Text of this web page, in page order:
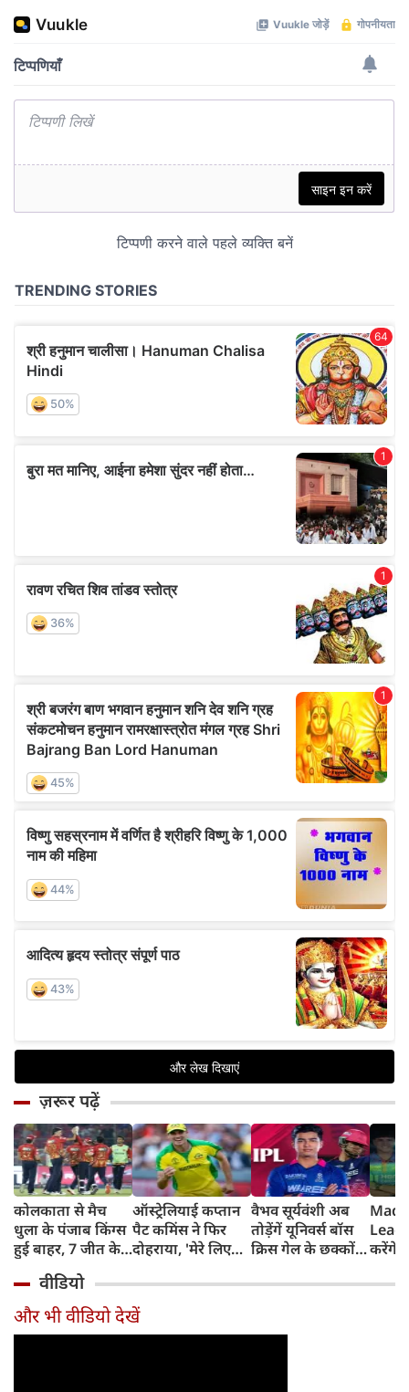
ज़रूर पढ़ें
कोलकाता से मैच
धुला के पंजाब किंग्स
हुई बाहर, 7 जीत के
ऑस्ट्रेलियाई कप्तान
पैट कमिंस ने फिर
दोहराया, 'मेरे लिए
वैभव सूर्यवंशी अब
तोड़ेंगें यूनिवर्स बॉस
क्रिस गेल के छक्कों
करेंगे
टीम में
वीडियो
और भी वीडियो देखें